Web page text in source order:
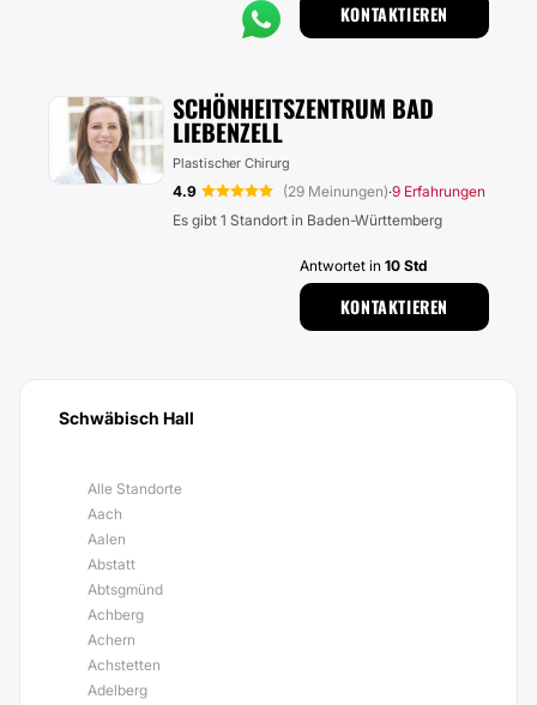
KONTAKTIEREN
SCHÖNHEITSZENTRUM BAD
LIEBENZELL
Plastischer Chirurg
4.9 (29 Meinungen)·9 Erfahrungen
Es gibt 1 Standort in Baden-Württemberg
Antwortet in 10 Std
KONTAKTIEREN
Schwäbisch Hall
Alle Standorte
Aach
Aalen
Abstatt
Abtsgmünd
Achberg
Achern
Achstetten
Adelberg